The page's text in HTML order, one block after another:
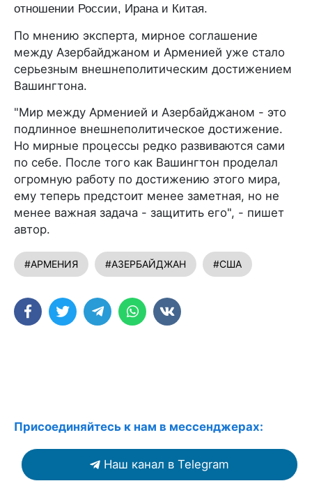
отношении России, Ирана и Китая.
По мнению эксперта, мирное соглашение
между Азербайджаном и Арменией уже стало
серьезным внешнеполитическим достижением
Вашингтона.
"Мир между Арменией и Азербайджаном - это
подлинное внешнеполитическое достижение.
Но мирные процессы редко развиваются сами
по себе. После того как Вашингтон проделал
огромную работу по достижению этого мира,
ему теперь предстоит менее заметная, но не
менее важная задача - защитить его", - пишет
автор.
#АРМЕНИЯ #АЗЕРБАЙДЖАН #США
Присоединяйтесь к нам в мессенджерах:
Наш канал в Telegram